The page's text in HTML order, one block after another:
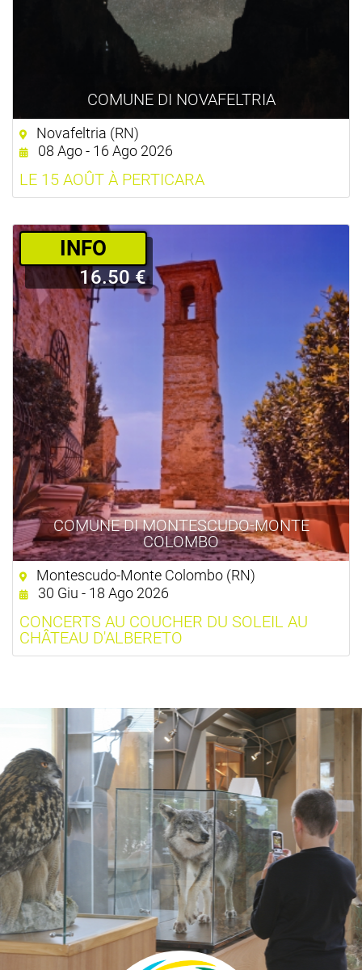
COMUNE DI NOVAFELTRIA
Novafeltria (RN)
08 Ago - 16 Ago 2026
LE 15 AOÛT À PERTICARA
COMUNE DI MONTESCUDO-MONTE
COLOMBO
­INFO
16.50 €
Montescudo-Monte Colombo (RN)
30 Giu - 18 Ago 2026
CONCERTS AU COUCHER DU SOLEIL AU
CHÂTEAU D'ALBERETO